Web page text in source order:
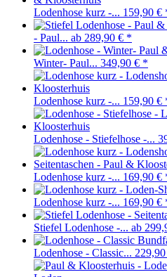
Lodenhose kurz -... 159,90 €
- Paul... ab 289,90 € *
Winter- Paul... 349,90 € *
Lodenhose kurz -... 159,90 €
Lodenhose - Stiefelhose -...
Lodenhose kurz -... 169,90 €
Lodenhose kurz -... 169,90 €
Stiefel Lodenhose -... ab
Lodenhose - Classic...